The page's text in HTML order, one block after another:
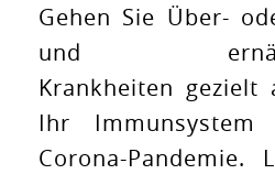
Gehen Sie Über-
und
Krankheiten gezielt
Ihr
Corona-Pandemie.